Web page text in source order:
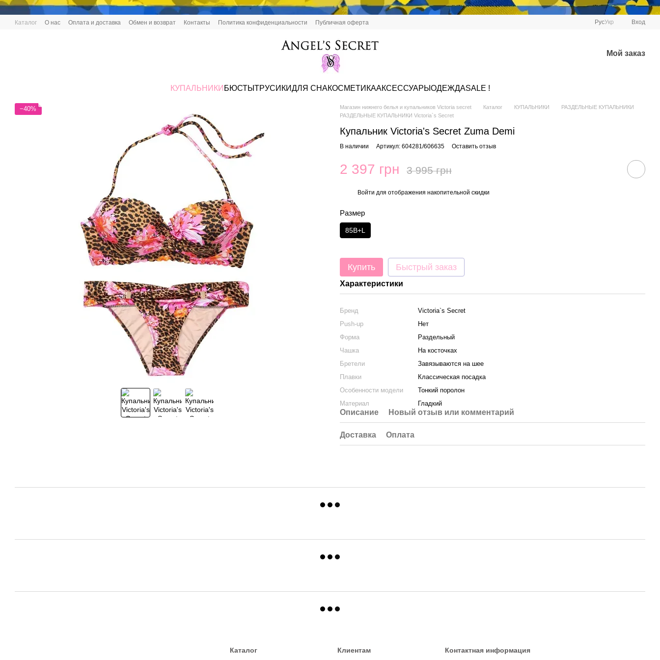
Перейти к основному контенту
Каталог О нас Оплата и доставка Обмен и возврат Контакты Политика конфиденциальности Публичная оферта РусУкр Вход
Мой заказ
КУПАЛЬНИКИ БЮСТЫ ТРУСИКИДЛЯ СНАКОСМЕТИКААКСЕССУАРЫ ОДЕЖДАSALE !
−40% Магазин нижнего белья и купальников Victoria secret Каталог КУПАЛЬНИКИ
РАЗДЕЛЬНЫЕ КУПАЛЬНИКИ
РАЗДЕЛЬНЫЕ КУПАЛЬНИКИ Victoria`s Secret
Купальник Victoria's Secret Zuma Demi
В наличии Артикул: 604281/606635 Оставить отзыв
2 397 грн 3 995 грн
Войти для отображения накопительной скидки
Размер
85B+L
Купить Быстрый заказ
Характеристики
Бренд
Victoria`s Secret
Push-up
Нет
Форма
Раздельный
Чашка
На косточках
Бретели
Завязываются на шее
Плавки
Классическая посадка
Особенности модели
Тонкий поролон
Материал
Гладкий
Описание Новый отзыв или комментарий
Доставка Оплата
Каталог Клиентам Контактная информация